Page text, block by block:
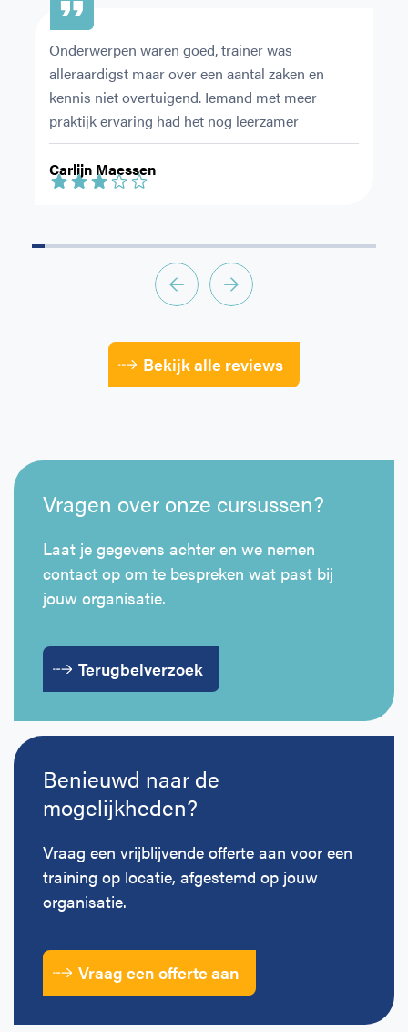
Carlijn Maessen
Onderwerpen waren goed, trainer was
alleraardigst maar over een aantal zaken en
kennis niet overtuigend. Iemand met meer
praktijk ervaring had het nog leerzamer
gemaakt.
Bekijk alle reviews
Vragen over onze cursussen?
Laat je gegevens achter en we nemen
contact op om te bespreken wat past bij
jouw organisatie.
Terugbelverzoek
Benieuwd naar de
mogelijkheden?
Vraag een vrijblijvende offerte aan voor een
training op locatie, afgestemd op jouw
organisatie.
Vraag een offerte aan